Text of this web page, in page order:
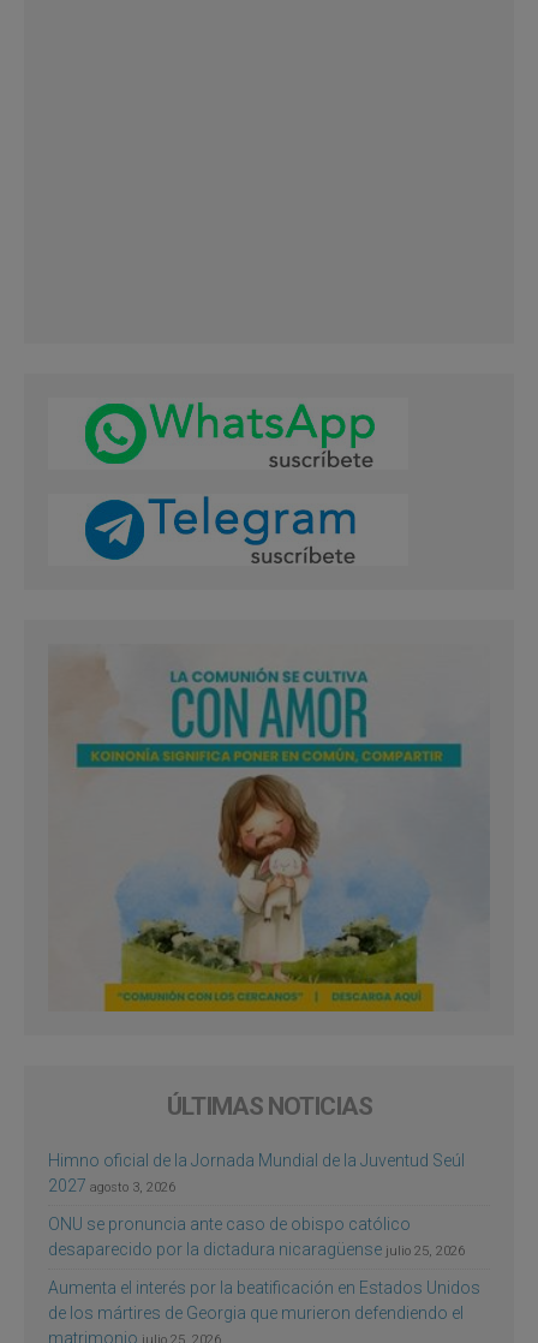
ÚLTIMAS NOTICIAS
Himno oficial de la Jornada Mundial de la Juventud Seúl
2027 agosto 3, 2026
ONU se pronuncia ante caso de obispo católico
desaparecido por la dictadura nicaragüense julio 25, 2026
Aumenta el interés por la beatificación en Estados Unidos
de los mártires de Georgia que murieron defendiendo el
matrimonio